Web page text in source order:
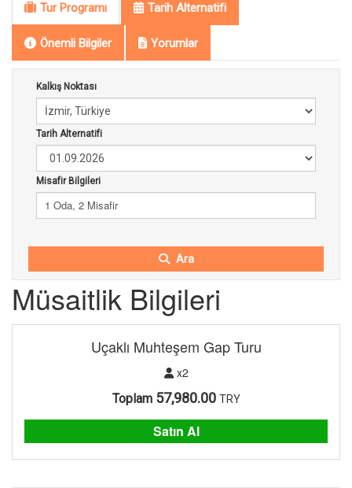
Tur Programı Tarih Alternatifi
Önemli Bilgiler Yorumlar
Kalkış Noktası
Tarih Alternatifi
Misafir Bilgileri
1 Oda, 2 Misafir
Ara
Müsaitlik Bilgileri
Uçaklı Muhteşem Gap Turu
x2
Toplam 57,980.00 TRY
Satın Al